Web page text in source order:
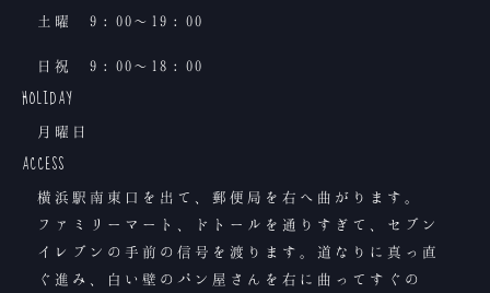
土曜 9：00〜19：00
日祝 9：00〜18：00
HOLIDAY
月曜日
ACCESS
横浜駅南東口を出て、郵便局を右へ曲がります。
ファミリーマート、ドトールを通りすぎて、セブン
イレブンの手前の信号を渡ります。道なりに真っ直
ぐ進み、白い壁のパン屋さんを右に曲ってすぐの